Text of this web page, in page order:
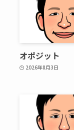
オポジット
2026年8月3日